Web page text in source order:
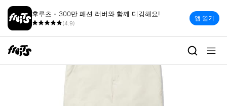
후루츠 - 300만 패션 러버와 함께 디깅해요!
(4.9)
앱 열기